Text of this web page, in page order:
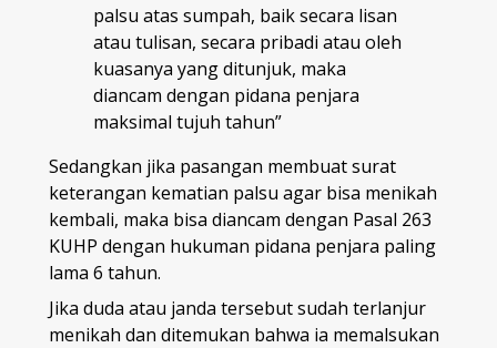
palsu atas sumpah, baik secara lisan
atau tulisan, secara pribadi atau oleh
kuasanya yang ditunjuk, maka
diancam dengan pidana penjara
maksimal tujuh tahun”
Sedangkan jika pasangan membuat surat
keterangan kematian palsu agar bisa menikah
kembali, maka bisa diancam dengan Pasal 263
KUHP dengan hukuman pidana penjara paling
lama 6 tahun.
Jika duda atau janda tersebut sudah terlanjur
menikah dan ditemukan bahwa ia memalsukan